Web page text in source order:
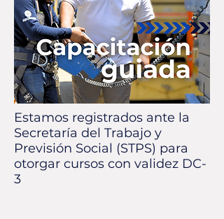
Estamos registrados ante la
Secretaría del Trabajo y
Previsión Social (STPS) para
otorgar cursos con validez DC-
3